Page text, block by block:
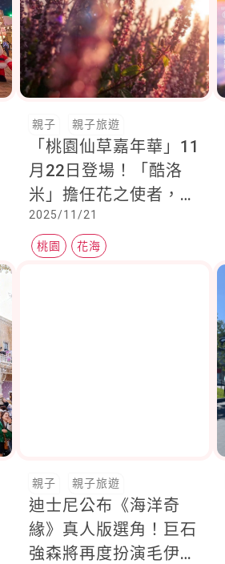
親子 親子旅遊
「桃園仙草嘉年華」11
月22日登場！「酷洛
米」擔任花之使者，園
區八大主題裝置
2025/11/21
桃園 花海
親子 親子旅遊
迪士尼公布《海洋奇
緣》真人版選角！巨石
強森將再度扮演毛伊，